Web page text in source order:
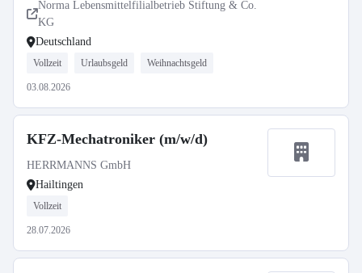
Norma Lebensmittelfilialbetrieb Stiftung & Co.
KG
Deutschland
Vollzeit Urlaubsgeld Weihnachtsgeld
03.08.2026
KFZ-Mechatroniker (m/w/d)
HERRMANNS GmbH
Hailtingen
Vollzeit
28.07.2026